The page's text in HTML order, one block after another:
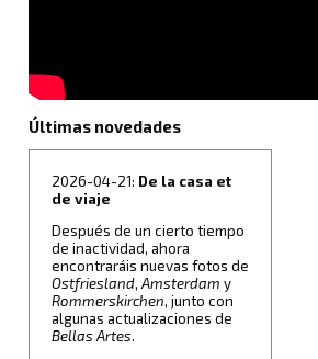
Últimas novedades
2026-04-21: De la casa et
de viaje
Después de un cierto tiempo
de inactividad, ahora
encontraráis nuevas fotos de
Ostfriesland,Amsterdam y
Rommerskirchen, junto con
algunas actualizaciones de
Bellas Artes.